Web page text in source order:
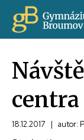
18.12.2017 | autor: